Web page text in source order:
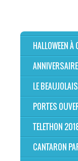
HALLOWEEN À
LE
PORTES
TELETHON
CANTARON